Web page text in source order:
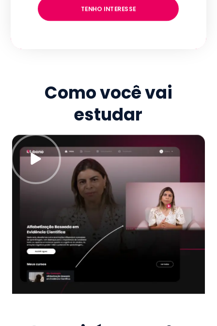
TENHO INTERESSE
Como você vai
estudar